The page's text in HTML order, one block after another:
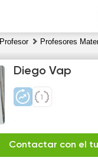
Profesor Profesores
Diego Vap
Contactar con el
Sa
8
Su
9